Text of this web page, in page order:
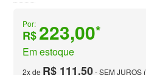
Por:
R$223,00*
Em estoque
2x de R$ 111,50- SEM JUROS